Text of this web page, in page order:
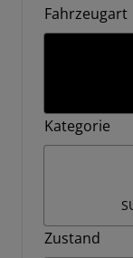
Fahrzeugart
Kategorie
Zustand